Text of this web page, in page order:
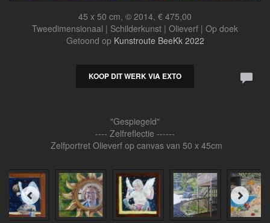
45 x 50 cm, © 2014, € 475,00
Tweedimensionaal | Schilderkunst | Olieverf | Op doek
Getoond op Kunstroute BeeKk 2022
KOOP DIT WERK VIA EXTO
"Gespiegeld"
---- Zelfreflectie ------
Zelfportret Olieverf op canvas van 50 x 45cm